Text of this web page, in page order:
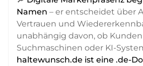
Namen – er entscheidet über
Vertrauen und
unabhängig davon, ob
Suchmaschinen oder KI-
haltewunsch.de ist eine .de-